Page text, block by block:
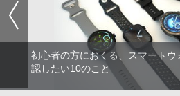
初心者の方におくる、スマート
認したい10のこと